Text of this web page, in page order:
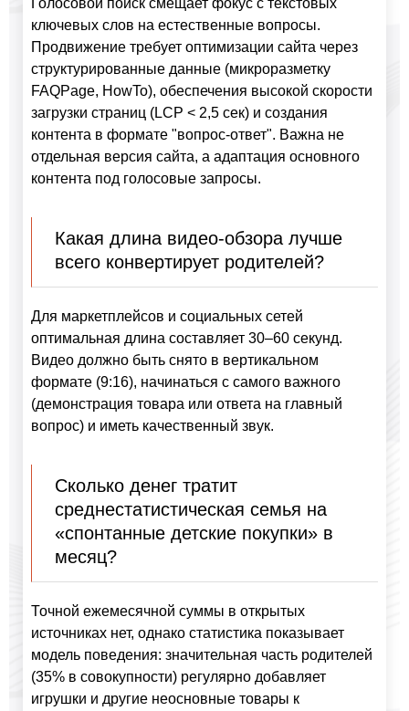
ключевых слов на естественные вопросы.
Продвижение требует оптимизации сайта через
структурированные данные (микроразметку
FAQPage, HowTo), обеспечения высокой скорости
загрузки страниц (LCP < 2,5 сек) и создания
контента в формате "вопрос-ответ". Важна не
отдельная версия сайта, а адаптация основного
контента под голосовые запросы.
Какая длина видео-обзора лучше
всего конвертирует родителей?
Для маркетплейсов и социальных сетей
оптимальная длина составляет 30–60 секунд.
Видео должно быть снято в вертикальном
формате (9:16), начинаться с самого важного
(демонстрация товара или ответа на главный
вопрос) и иметь качественный звук.
Сколько денег тратит
среднестатистическая семья на
«спонтанные детские покупки» в
месяц?
Точной ежемесячной суммы в открытых
источниках нет, однако статистика показывает
модель поведения: значительная часть родителей
(35% в совокупности) регулярно добавляет
игрушки и другие неосновные товары к